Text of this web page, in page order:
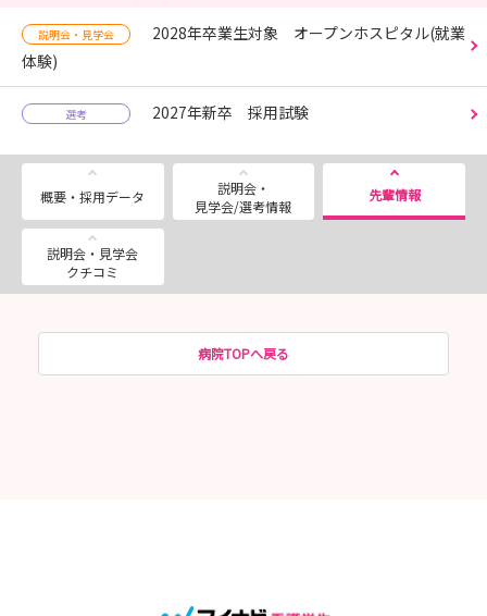
説明会・見学会
2028年卒業生対象 オープンホスピタル(就業
体験)
選考 2027年新卒 採用試験
概要・採用データ
説明会・
見学会/選考情報
先輩情報
説明会・見学会
クチコミ
病院TOPへ戻る